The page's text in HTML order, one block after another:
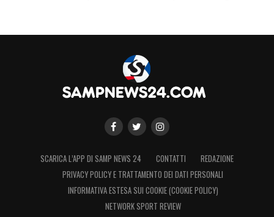
SCARICA L’APP DI SAMP NEWS 24 CONTATTI
REDAZIONE
PRIVACY POLICY E TRATTAMENTO DEI DATI PERSONALI
INFORMATIVA ESTESA SUI COOKIE (COOKIE POLICY)
NETWORK SPORT REVIEW